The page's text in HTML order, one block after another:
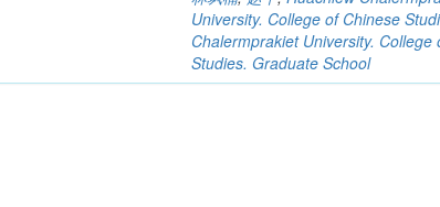
University. College of Chinese
Chalermprakiet University. College
Studies. Graduate School